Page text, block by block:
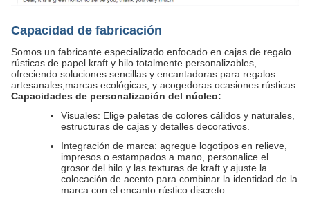
Capacidad de fabricación
Somos un fabricante especializado enfocado en cajas de regalo
rústicas de papel kraft y hilo totalmente personalizables,
ofreciendo soluciones sencillas y encantadoras para regalos
artesanales,marcas ecológicas, y acogedoras ocasiones rústicas.
Capacidades de personalización del núcleo:
Visuales: Elige paletas de colores cálidos y naturales,
estructuras de cajas y detalles decorativos.
Integración de marca: agregue logotipos en relieve,
impresos o estampados a mano, personalice el
grosor del hilo y las texturas de kraft y ajuste la
colocación de acento para combinar la identidad de la
marca con el encanto rústico discreto.